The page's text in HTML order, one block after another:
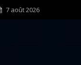
7 août 2026